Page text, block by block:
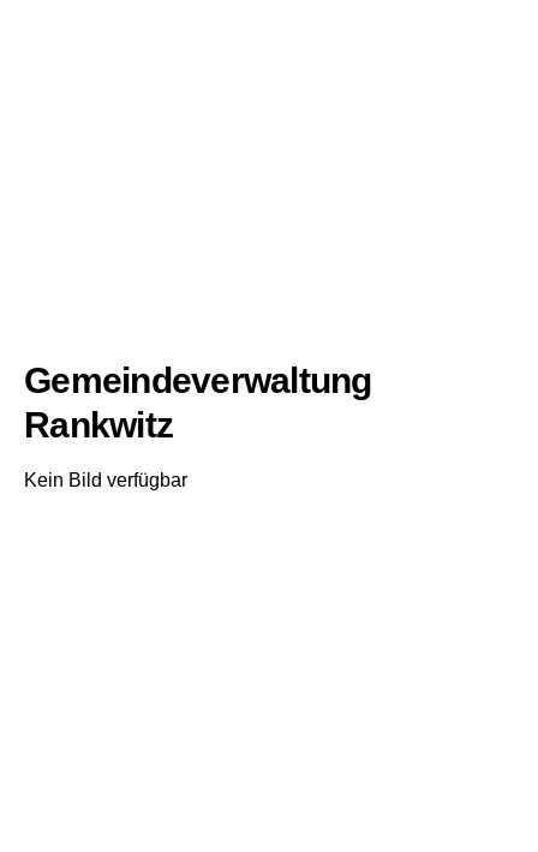
Gemeindeverwaltung
Rankwitz
Kein Bild verfügbar